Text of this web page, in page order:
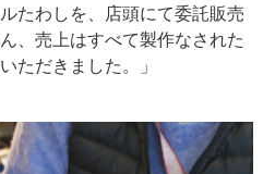
たわしを、店頭にて委託販売
、売上はすべて製作なされた
ただきました。」